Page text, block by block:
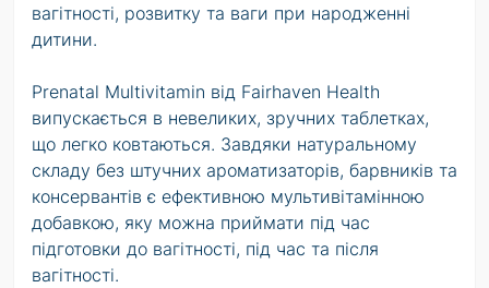
вагітності, розвитку та ваги при народженні
дитини.
Prenatal Multivitamin від Fairhaven Health
випускається в невеликих, зручних таблетках,
що легко ковтаються. Завдяки натуральному
складу без штучних ароматизаторів, барвників та
консервантів є ефективною мультивітамінною
добавкою, яку можна приймати під час
підготовки до вагітності, під час та після
вагітності.